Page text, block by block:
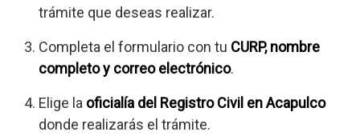
trámite que deseas realizar.
Completa el formulario con tu CURP, nombre
completo y correo electrónico.
Elige la oficialía del Registro Civil en Acapulco
donde realizarás el trámite.